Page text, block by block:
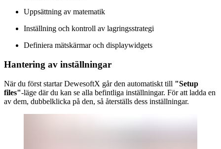
Uppsättning av matematik
Inställning och kontroll av lagringsstrategi
Definiera mätskärmar och displaywidgets
Hantering av inställningar
När du först startar DewesoftX går den automatiskt till "Setup
files"-läge där du kan se alla befintliga inställningar. För att ladda en
av dem, dubbelklicka på den, så återställs dess inställningar.